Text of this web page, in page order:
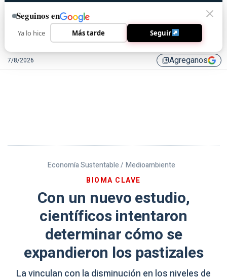
7/8/2026 library_addAgreganos
Economía Sustentable / Medioambiente
BIOMA CLAVE
Con un nuevo estudio,
científicos intentaron
determinar cómo se
expandieron los pastizales
La vinculan con la disminución en los niveles de
Seguinos en
Ya lo hice Más tarde Seguir